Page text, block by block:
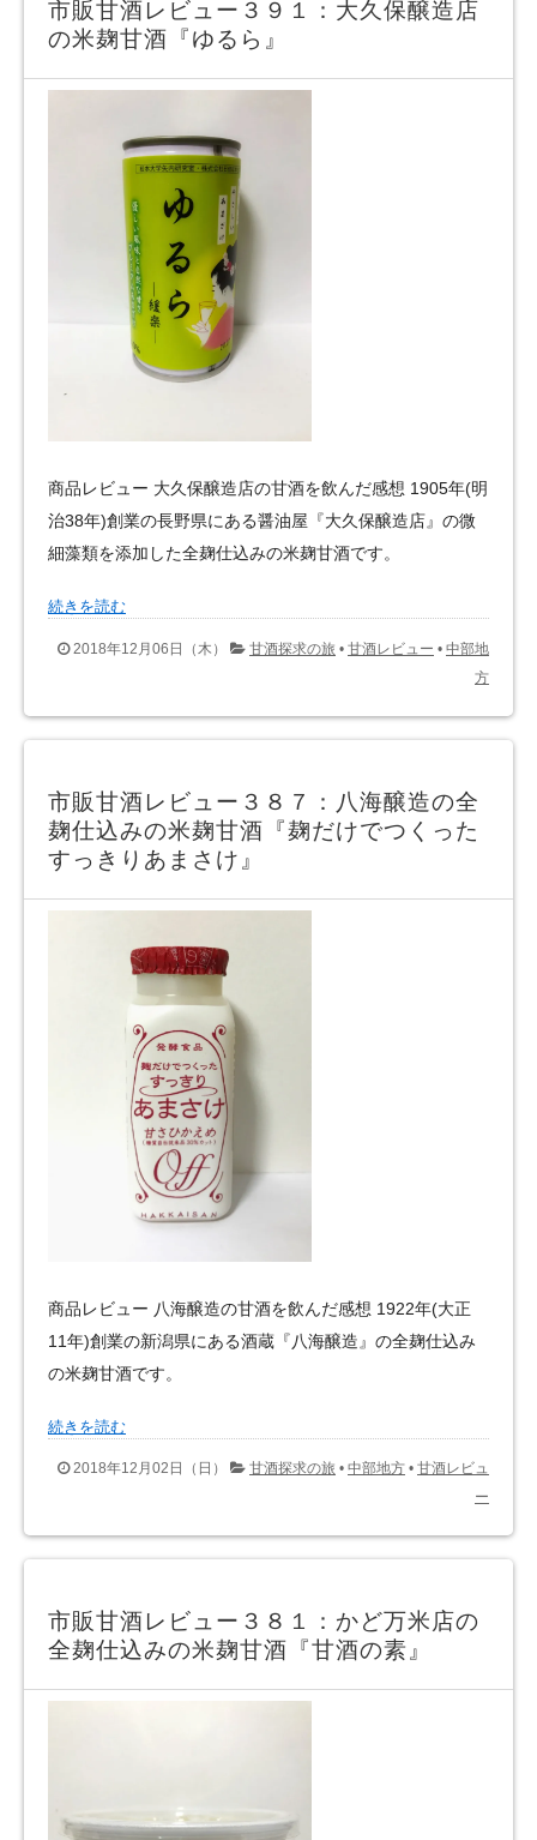
市販甘酒レビュー３９１：大久保醸造店
の米麹甘酒『ゆるら』
商品レビュー 大久保醸造店の甘酒を飲んだ感想 1905年(明
治38年)創業の長野県にある醤油屋『大久保醸造店』の微
細藻類を添加した全麹仕込みの米麹甘酒です。
続きを読む
2018年12月06日（木） 甘酒探求の旅 • 甘酒レビュー • 中部地
方
市販甘酒レビュー３８７：八海醸造の全
麹仕込みの米麹甘酒『麹だけでつくった
すっきりあまさけ』
商品レビュー 八海醸造の甘酒を飲んだ感想 1922年(大正
11年)創業の新潟県にある酒蔵『八海醸造』の全麹仕込み
の米麹甘酒です。
続きを読む
2018年12月02日（日） 甘酒探求の旅 • 中部地方 • 甘酒レビュ
ー
市販甘酒レビュー３８１：かど万米店の
全麹仕込みの米麹甘酒『甘酒の素』